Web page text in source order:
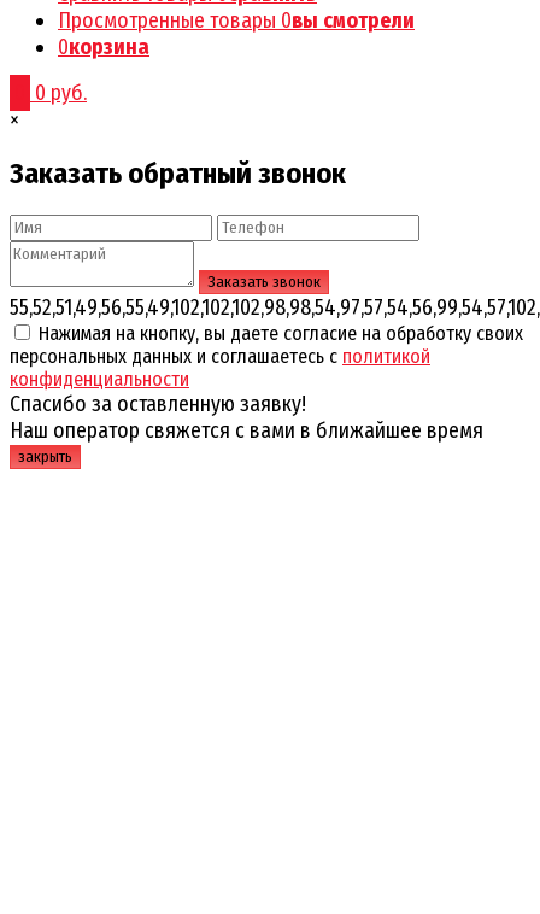
Просмотренные товары 0вы смотрели
0корзина
0 руб.
×
Заказать обратный звонок
Нажимая на кнопку, вы даете согласие на обработку своих
персональных данных и соглашаетесь с политикой
конфиденциальности
Спасибо за оставленную заявку!
Наш оператор свяжется с вами в ближайшее время
закрыть